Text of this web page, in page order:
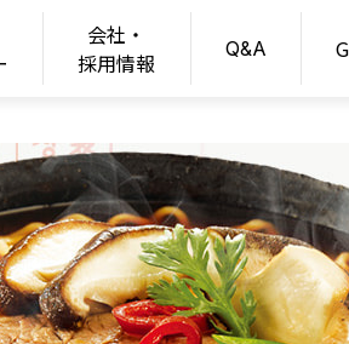
会社・
採用情報
Q&A